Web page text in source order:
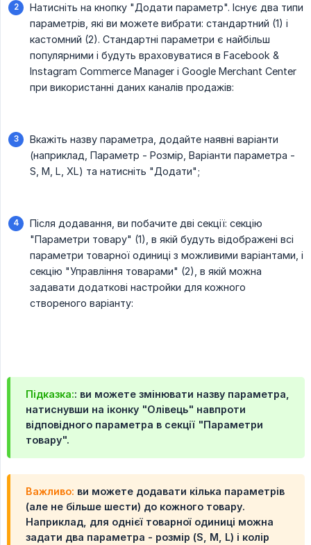
Натисніть на кнопку "Додати параметр". Існує два типи
параметрів, які ви можете вибрати: стандартний (1) і
кастомний (2). Стандартні параметри є найбільш
популярними і будуть враховуватися в Facebook &
Instagram Commerce Manager і Google Merchant Center
при використанні даних каналів продажів:
Вкажіть назву параметра, додайте наявні варіанти
(наприклад, Параметр - Розмір, Варіанти параметра -
S, M, L, XL) та натисніть "Додати";
Після додавання, ви побачите дві секції: секцію
"Параметри товару" (1), в якій будуть відображені всі
параметри товарної одиниці з можливими варіантами, і
секцію "Управління товарами" (2), в якій можна
задавати додаткові настройки для кожного
створеного варіанту:
Підказка:: ви можете змінювати назву параметра,
натиснувши на іконку "Олівець" навпроти
відповідного параметра в секції "Параметри
товару".
Важливо: ви можете додавати кілька параметрів
(але не більше шести) до кожного товару.
Наприклад, для однієї товарної одиниці можна
задати два параметра - розмір (S, M, L) і колір